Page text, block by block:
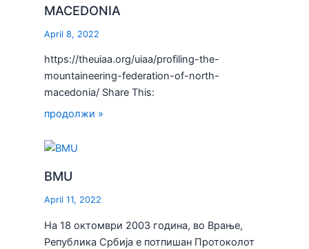
MACEDONIA
April 8, 2022
https://theuiaa.org/uiaa/profiling-the-
mountaineering-federation-of-north-
macedonia/ Share This:
продолжи »
BMU
April 11, 2022
На 18 октомври 2003 година, во Врање,
Република Србија е потпишан Протоколот